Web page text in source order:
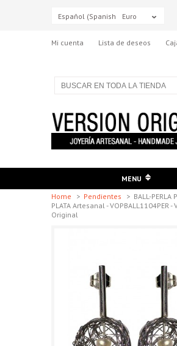
Español (Spanish) Euro
Mi cuenta Lista de deseos
MENU
Home
> Pendientes > BALL-PERLA
PLATA Artesanal - VOPBALL1104PER -
Original